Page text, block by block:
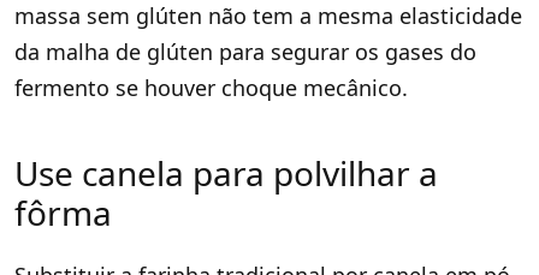
massa sem glúten não tem a mesma elasticidade
da malha de glúten para segurar os gases do
fermento se houver choque mecânico.
Use canela para polvilhar a
fôrma